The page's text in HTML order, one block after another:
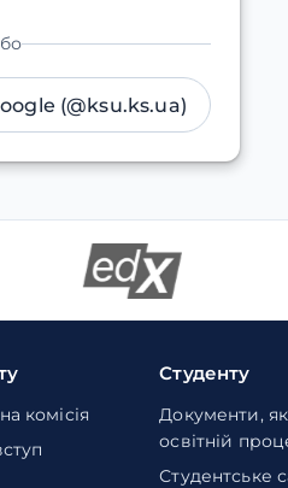
(@ksu.ks.ua)
комісія
Студенту
Документи,
освітній
Студентське